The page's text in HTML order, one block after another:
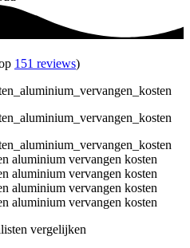
151 reviews)